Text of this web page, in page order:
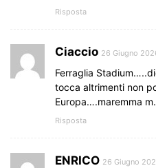
Risposta
Ciaccio 26 Giugno
Ferraglia
tocca altrimenti non
Europa….maremma
Risposta
ENRICO 26 Giugno